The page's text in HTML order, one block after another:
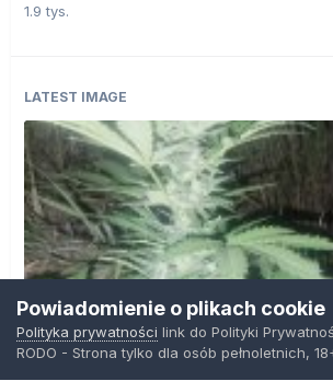
1.9 tys.
LATEST IMAGE
Powiadomienie o plikach cookie
Polityka prywatności link do Polityki
RODO - Strona tylko dla osób pełnoletnich,